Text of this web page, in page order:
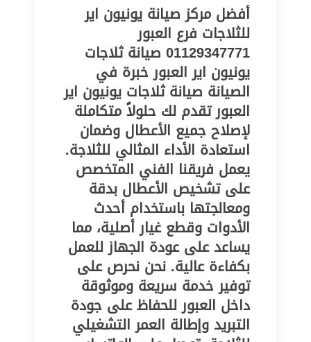
أفضل مركز صيانة يونيون اير
للثلاجات فرع العبور
01129347771 صيانة ثلاجات
يونيون اير العبور خبرة في
الصيانة صيانة ثلاجات يونيون اير
العبور تقدم لك حلولاً متكاملة
لإصلاح جميع الأعطال وضمان
استعادة الأداء المثالي للثلاجة.
يعمل فريقنا الفني المتخصص
على تشخيص الأعطال بدقة
ومعالجتها باستخدام أحدث
الأدوات وقطع غيار أصلية، مما
يساعد على عودة الجهاز للعمل
بكفاءة عالية. نحن نحرص على
توفير خدمة سريعة وموثوقة
داخل العبور للحفاظ على جودة
التبريد وإطالة العمر التشغيلي